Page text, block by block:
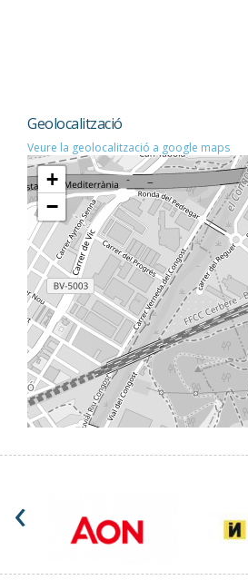
Geolocalització
Veure la geolocalització a google maps
+
−
‹